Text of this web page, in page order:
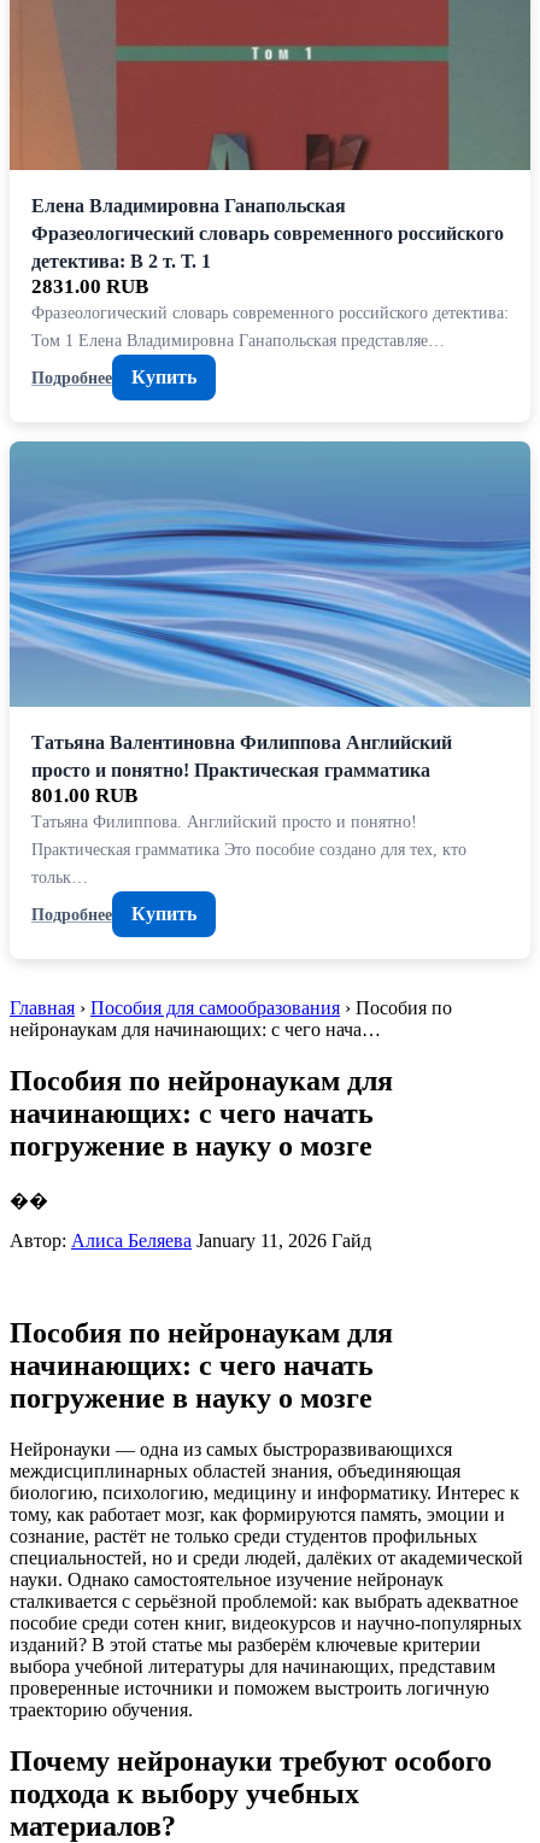
Елена Владимировна Ганапольская
Фразеологический словарь современного российского
детектива: В 2 т. Т. 1
2831.00 RUB
Фразеологический словарь современного российского детектива:
Том 1 Елена Владимировна Ганапольская представляе…
Подробнее
Купить
Татьяна Валентиновна Филиппова Английский
просто и понятно! Практическая грамматика
801.00 RUB
Татьяна Филиппова. Английский просто и понятно!
Практическая грамматика Это пособие создано для тех, кто
тольк…
Подробнее
Купить
Главная › Пособия для самообразования › Пособия по
нейронаукам для начинающих: с чего нача…
Пособия по нейронаукам для
начинающих: с чего начать
погружение в науку о мозге
��
Автор: Алиса Беляева January 11, 2026 Гайд
Пособия по нейронаукам для
начинающих: с чего начать
погружение в науку о мозге
Нейронауки — одна из самых быстроразвивающихся
междисциплинарных областей знания, объединяющая
биологию, психологию, медицину и информатику. Интерес к
тому, как работает мозг, как формируются память, эмоции и
сознание, растёт не только среди студентов профильных
специальностей, но и среди людей, далёких от академической
науки. Однако самостоятельное изучение нейронаук
сталкивается с серьёзной проблемой: как выбрать адекватное
пособие среди сотен книг, видеокурсов и научно-популярных
изданий? В этой статье мы разберём ключевые критерии
выбора учебной литературы для начинающих, представим
проверенные источники и поможем выстроить логичную
траекторию обучения.
Почему нейронауки требуют особого
подхода к выбору учебных
материалов?